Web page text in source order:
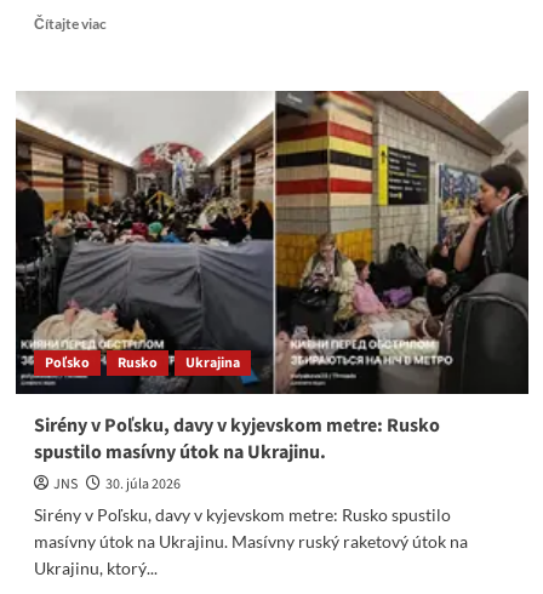
Čítajte viacRead
Masové
západe
Ukrajiny
a
mimo
nej.
Rusko
ruší
kyjevský
raketový
program
Poľsko Rusko Ukrajina
Sirény v Poľsku, davy v kyjevskom metre: Rusko
spustilo masívny útok na Ukrajinu.
JNS
30. júla 2026
Sirény v Poľsku, davy v kyjevskom metre: Rusko spustilo
masívny útok na Ukrajinu. Masívny ruský raketový útok na
Ukrajinu, ktorý...